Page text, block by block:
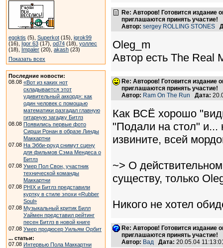
egoktis (5), Superkot (15), igrok99
(16), Igor 63 (17), od74 (18), уоллес
(18), Impaler (20), akash (23)
Показать всех
Последние новости:
08.08 «Вот из каких нот
складывается этот
удивительный аккорд»: как
один человек с помощью
математики разгадал главную
гитарную загадку Битлз
08.08 Появились первые фото
Сирши Ронан в образе Линды
Маккартни
07.08 На Эбби-роуд снимут сцену
для фильмов Сэма Мендеса о
Битлз
07.08 Умер Пол Свон, участник
технической команды
Маккартни
07.08 PHIX и Битлз представили
куртку в стиле эпохи «Rubber
Soul»
07.08 Музыкальный критик Билл
Уаймен представил рейтинг
песен Битлз в новой книге
07.08 Умер продюсер Уильям Орбит
... статьи:
07.08 Интервью Пола Маккартни
Re: Авторов! Готовится
приглашаются принять участие!
Автор: sergey ROLLING STONES
Oleg_m
Автор есть The Real
Re: Авторов! Готовится
приглашаются принять участие!
Автор: Ram On The Run Дата:
Как ВСЁ хорошо
"Подали на стол" и...
извините, всей
~> О
существу, только
Никого не хотел
Re: Авторов! Готовится
приглашаются принять участие!
Автор: Вад Дата: 20.05.04